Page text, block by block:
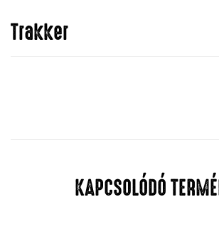
Trakker
KAPCSOLÓDÓ